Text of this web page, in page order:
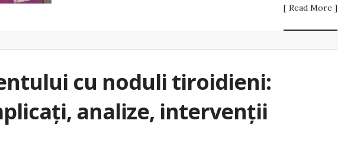
[ Read More ]
cu noduli tiroidieni:
analize, intervenții